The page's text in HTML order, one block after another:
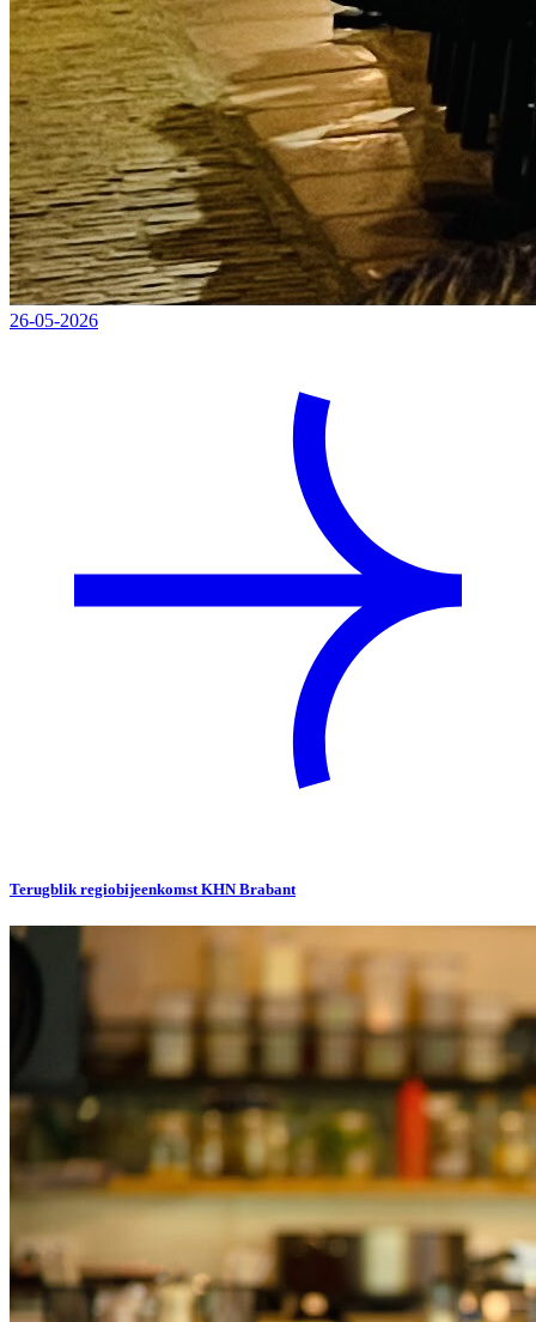
26-05-2026
Terugblik regiobijeenkomst KHN Brabant